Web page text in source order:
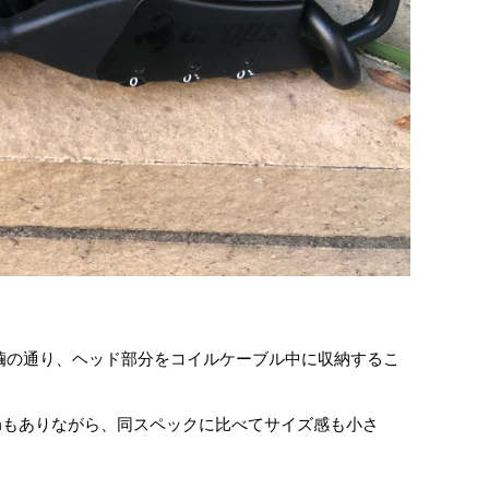
通り、ヘッド部分をコイルケーブル中に収納するこ
ありながら、同スペックに比べてサイズ感も小さ